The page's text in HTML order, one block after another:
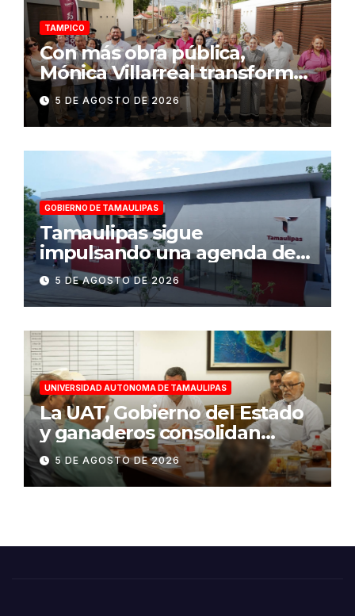
TAMPICO
Con más obra pública,
Mónica Villarreal transforma
la infraestructura vial de
Tampico
5 DE AGOSTO DE 2026
GOBIERNO DE TAMAULIPAS
Tamaulipas sigue
impulsando una agenda de
infraestructura con sentido
humanista
5 DE AGOSTO DE 2026
UNIVERSIDAD AUTONOMA DE TAMAULIPAS
La UAT, Gobierno del Estado
y ganaderos consolidan
proyecto “Carne Tam”
5 DE AGOSTO DE 2026